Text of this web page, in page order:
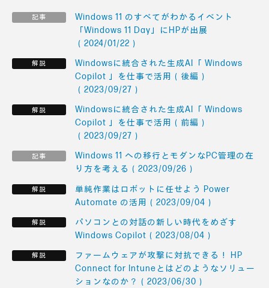
Windows 11 のすべてがわかるイベント
「Windows 11 Day」にHPが出展
（2024/01/22）
Windowsに統合された生成AI「 Windows
Copilot 」を仕事で活用（後編）
（2023/09/27）
Windowsに統合された生成AI「 Windows
Copilot 」を仕事で活用（前編）
（2023/09/27）
Windows 11 への移行とモダンなPC管理の在
り方を考える（2023/09/26）
単純作業はロボットに任せよう Power
Automate の活用（2023/09/04）
パソコンとの対話の新しい時代をめざす
Windows Copilot（2023/08/04）
ファームウェアが攻撃に対抗できる！ HP
Connect for Intuneとはどのようなソリュー
ションなのか？（2023/06/30）